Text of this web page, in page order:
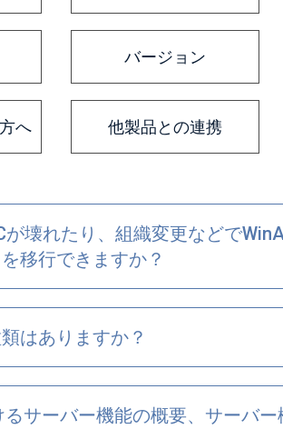
バージョン
へ 他製品との連携
が壊れたり、組織変更などで
移行できますか？
はありますか？
サーバー機能の概要、サーバ